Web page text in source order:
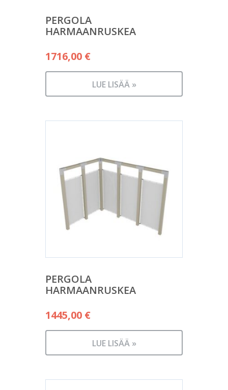
PERGOLA
HARMAANRUSKEA
1716,00 €
LUE LISÄÄ »
PERGOLA
HARMAANRUSKEA
1445,00 €
LUE LISÄÄ »